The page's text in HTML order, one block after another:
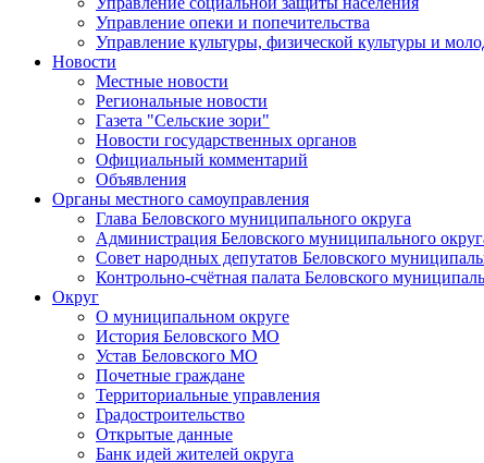
Управление опеки и попечительства
Управление культуры, физической культуры и
Новости
Местные новости
Региональные новости
Газета "Сельские зори"
Новости государственных органов
Официальный комментарий
Объявления
Органы местного самоуправления
Глава Беловского муниципального округа
Администрация Беловского муниципального
Совет народных депутатов Беловского
Контрольно-счётная палата Беловского
Округ
О муниципальном округе
История Беловского МО
Устав Беловского МО
Почетные граждане
Территориальные управления
Градостроительство
Открытые данные
Банк идей жителей округа